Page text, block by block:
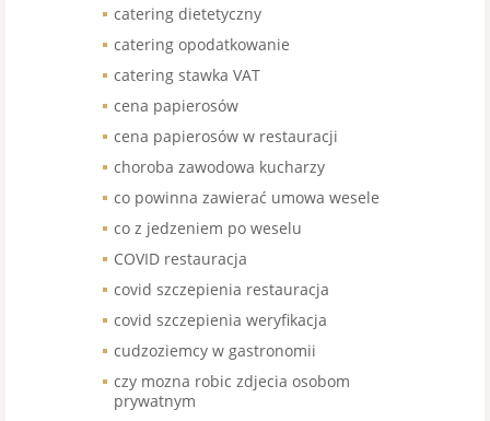
catering dietetyczny
catering opodatkowanie
catering stawka VAT
cena papierosów
cena papierosów w restauracji
choroba zawodowa kucharzy
co powinna zawierać umowa wesele
co z jedzeniem po weselu
COVID restauracja
covid szczepienia restauracja
covid szczepienia weryfikacja
cudzoziemcy w gastronomii
czy mozna robic zdjecia osobom
prywatnym